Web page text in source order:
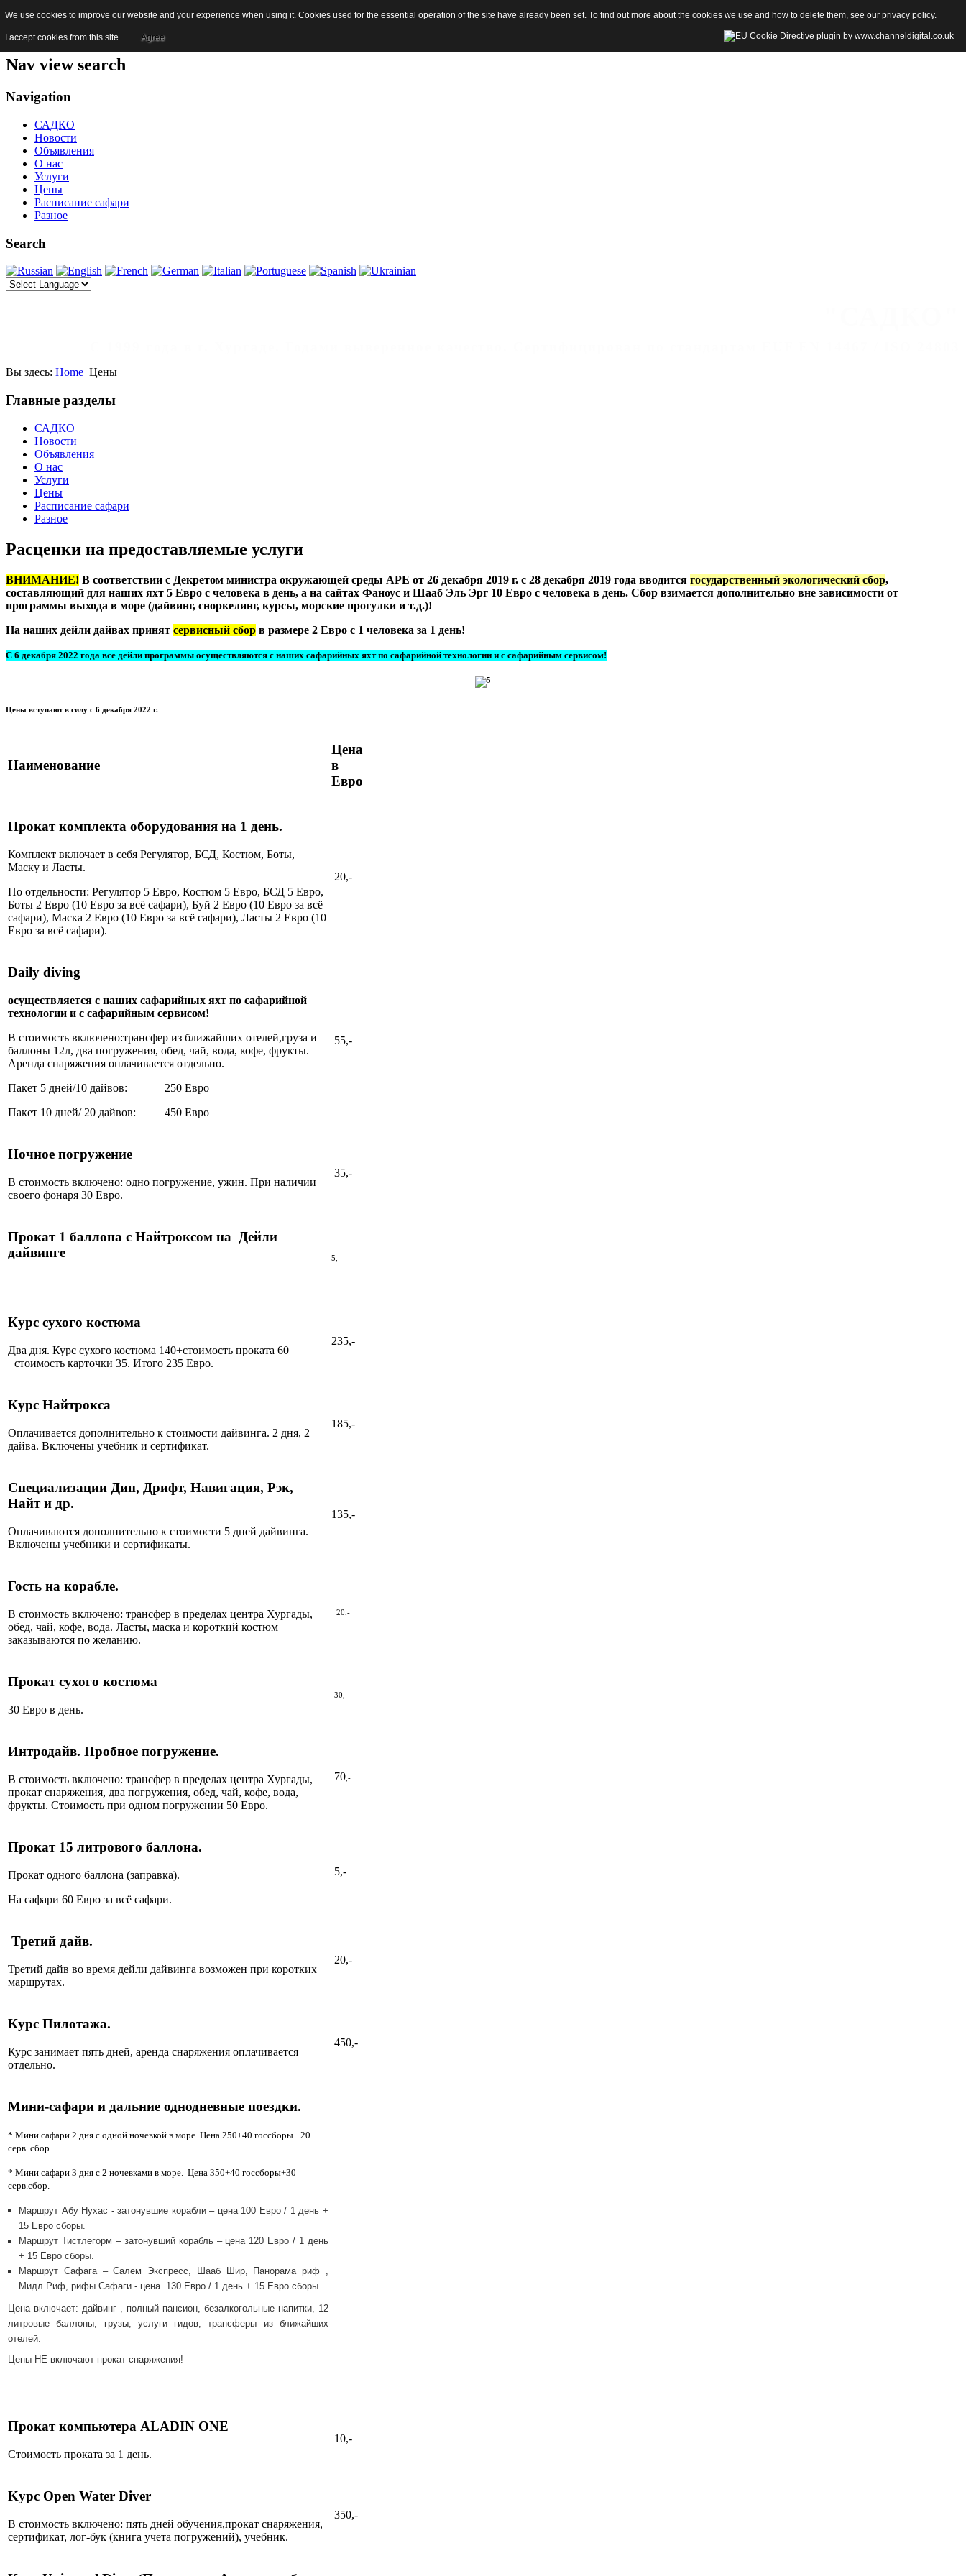
Skip to content
Jump to main navigation and login
Nav view search
Navigation
САДКО
Новости
Объявления
О нас
Услуги
Цены
Расписание сафари
Разное
Search
Вы здесь: Home Цены
Главные разделы
САДКО
Новости
Объявления
О нас
Услуги
Цены
Расписание сафари
Разное
Расценки на предоставляемые услуги
ВНИМАНИЕ! В соответствии с Декретом министра окружающей среды АРЕ от 26 декабря 2019 г. с 28 декабря 2019 года вводится государственный экологический сбор,
составляющий для наших яхт 5 Евро с человека в день, а на сайтах Фаноус и Шааб Эль Эрг 10 Евро с человека в день. Сбор взимается дополнительно вне зависимости от
программы выхода в море (дайвинг, сноркелинг, курсы, морские прогулки и т.д.)!
На наших дейли дайвах принят сервисный сбор в размере 2 Евро с 1 человека за 1 день!
С 6 декабря 2022 года все дейли программы осуществляются с наших сафарийных яхт по сафарийной технологии и с сафарийным сервисом!
Цены вступают в силу с 6 декабря 2022 г.
Наименование
Цена
в
Евро
Прокат комплекта оборудования на 1 день.
Комплект включает в себя Регулятор, БСД, Костюм, Боты,
Маску и Ласты.
По отдельности: Регулятор 5 Евро, Костюм 5 Евро, БСД 5 Евро,
Боты 2 Евро (10 Евро за всё сафари), Буй 2 Евро (10 Евро за всё
сафари), Маска 2 Евро (10 Евро за всё сафари), Ласты 2 Евро (10
Евро за всё сафари).
20,-
Daily diving
осуществляется с наших сафарийных яхт по сафарийной
технологии и с сафарийным сервисом!
В стоимость включено:трансфер из ближайших отелей,груза и
баллоны 12л, два погружения, обед, чай, вода, кофе, фрукты.
Аренда снаряжения оплачивается отдельно.
Пакет 5 дней/10 дайвов: 250 Евро
Пакет 10 дней/ 20 дайвов: 450 Евро
55,-
Ночное погружение
В стоимость включено: одно погружение, ужин. При наличии
своего фонаря 30 Евро.
35,-
Прокат 1 баллона с Найтроксом на Дейли
дайвинге
5,-
Курс сухого костюма
Два дня. Курс сухого костюма 140+стоимость проката 60
+стоимость карточки 35. Итого 235 Евро.
235,-
Курс Найтрокса
Оплачивается дополнительно к стоимости дайвинга. 2 дня, 2
дайва. Включены учебник и сертификат.
185,-
Специализации Дип, Дрифт, Навигация, Рэк,
Найт и др.
Оплачиваются дополнительно к стоимости 5 дней дайвинга.
Включены учебники и сертификаты.
135,-
Гость на корабле.
В стоимость включено: трансфер в пределах центра Хургады,
обед, чай, кофе, вода. Ласты, маска и короткий костюм
заказываются по желанию.
20,-
Прокат сухого костюма
30 Евро в день.
30,-
Интродайв. Пробное погружение.
В стоимость включено: трансфер в пределах центра Хургады,
прокат снаряжения, два погружения, обед, чай, кофе, вода,
фрукты. Стоимость при одном погружении 50 Евро.
70 ,-
Прокат 15 литрового баллона.
Прокат одного баллона (заправка).
На сафари 60 Евро за всё сафари.
5,-
Третий дайв.
Третий дайв во время дейли дайвинга возможен при коротких
маршрутах.
20,-
Курс Пилотажа.
Курс занимает пять дней, аренда снаряжения оплачивается
отдельно.
450,-
Мини-сафари и дальние однодневные поездки.
* Мини сафари 2 дня с одной ночевкой в море. Цена 250+40 госсборы +20
серв. сбор.
* Мини сафари 3 дня с 2 ночевками в море. Цена 350+40 госсборы+30
серв.сбор.
Маршрут Абу Нухас - затонувшие корабли – цена 100 Евро / 1 день +
15 Евро сборы.
Маршрут Тистлегорм – затонувший корабль – цена 120 Евро / 1 день
+ 15 Евро сборы.
Маршрут Сафага – Салем Экспресс, Шааб Шир, Панорама риф ,
Мидл Риф, рифы Сафаги - цена 130 Евро / 1 день + 15 Евро сборы.
Цена включает: дайвинг , полный пансион, безалкогольные напитки, 12
литровые баллоны, грузы, услуги гидов, трансферы из ближайших
отелей.
Цены НЕ включают прокат снаряжения!
Прокат компьютера ALADIN ONE
Стоимость проката за 1 день.
10,-
Kурс Open Water Diver
В стоимость включено: пять дней обучения,прокат снаряжения,
сертификат, лог-бук (книга учета погружений), учебник.
350,-
We use cookies to improve our website and your experience when using it. Cookies used for the essential operation of the site have already been set. To find out more about the cookies we use and how to delete them, see our privacy policy.
I accept cookies from this site. Agree